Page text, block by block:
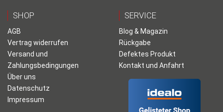
SHOP
AGB
Vertrag widerrufen
Versand und
Zahlungsbedingungen
Über uns
Datenschutz
Impressum
SERVICE
Blog & Magazin
Rückgabe
Defektes Produkt
Kontakt und Anfahrt